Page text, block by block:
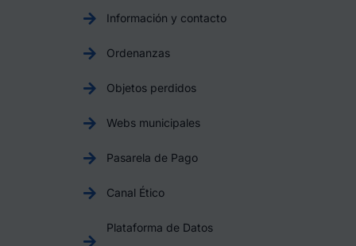
Información y contacto
Ordenanzas
Objetos perdidos
Webs municipales
Pasarela de Pago
Canal Ético
Plataforma de Datos